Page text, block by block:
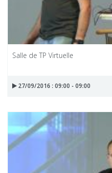
Salle de TP Virtuelle
27/09/2016 : 09:00 - 09:00